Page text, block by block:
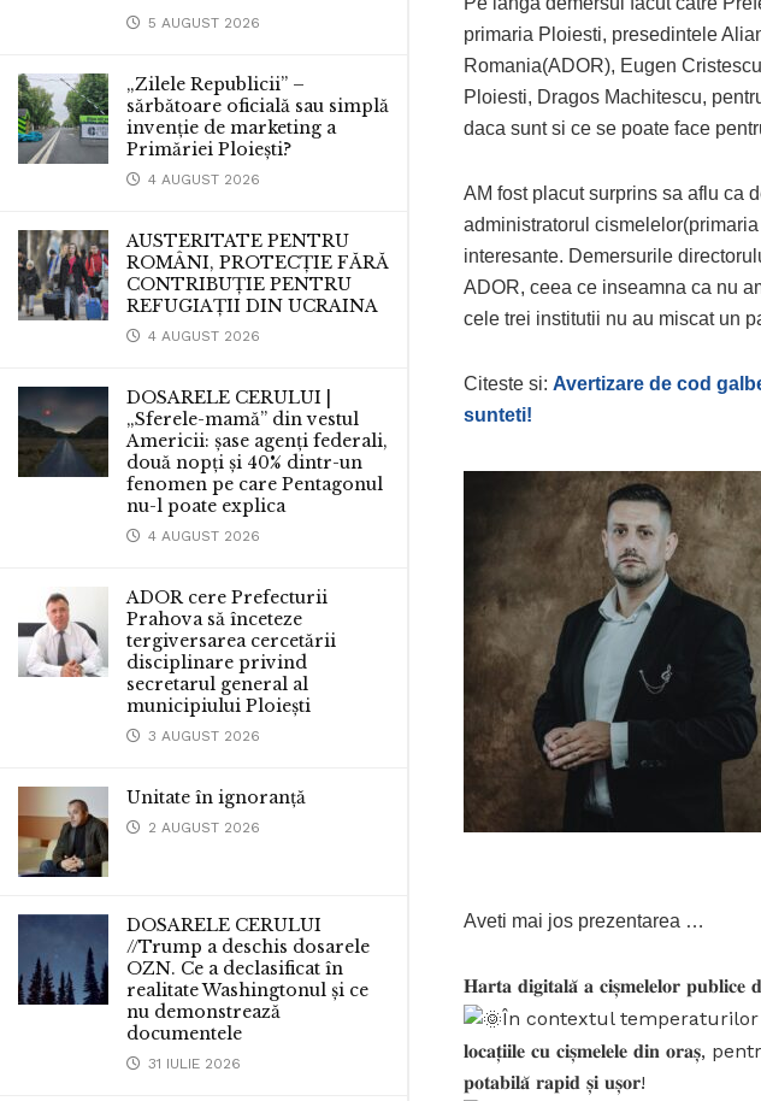
5 AUGUST 2026
„Zilele Republicii” –
sărbătoare oficială sau simplă
invenție de marketing a
Primăriei Ploiești?
4 AUGUST 2026
AUSTERITATE PENTRU
ROMÂNI, PROTECȚIE FĂRĂ
CONTRIBUȚIE PENTRU
REFUGIAȚII DIN UCRAINA
4 AUGUST 2026
DOSARELE CERULUI |
„Sferele-mamă” din vestul
Americii: șase agenți federali,
două nopți și 40% dintr-un
fenomen pe care Pentagonul
nu-l poate explica
4 AUGUST 2026
ADOR cere Prefecturii
Prahova să înceteze
tergiversarea cercetării
disciplinare privind
secretarul general al
municipiului Ploiești
3 AUGUST 2026
Unitate în ignoranță
2 AUGUST 2026
DOSARELE CERULUI
//Trump a deschis dosarele
OZN. Ce a declasificat în
realitate Washingtonul și ce
nu demonstrează
documentele
31 IULIE 2026
primaria Ploiesti, presedintele
Romania(ADOR), Eugen
Ploiesti, Dragos Machitescu,
daca sunt si ce se poate face
AM fost placut surprins sa aflu ca
administratorul
interesante. Demersurile
ADOR, ceea ce inseamna ca nu
cele trei institutii nu au miscat un
Citeste si: Avertizare de cod
sunteti!
Aveti mai jos prezentarea …
𝐇𝐚𝐫𝐭𝐚 𝐝𝐢𝐠𝐢𝐭𝐚𝐥𝐚̆ 𝐚 𝐜𝐢𝐬̦𝐦𝐞𝐥𝐞𝐥𝐨𝐫 𝐩𝐮𝐛𝐥𝐢𝐜𝐞
În contextul temperaturilor
𝐥𝐨𝐜𝐚𝐭̦𝐢𝐢𝐥𝐞 𝐜𝐮 𝐜𝐢𝐬̦𝐦𝐞𝐥𝐞𝐥𝐞 𝐝𝐢𝐧 𝐨𝐫𝐚𝐬̦,
𝐩𝐨𝐭𝐚𝐛𝐢𝐥𝐚̆ 𝐫𝐚𝐩𝐢𝐝 𝐬̦𝐢 𝐮𝐬̦𝐨𝐫!